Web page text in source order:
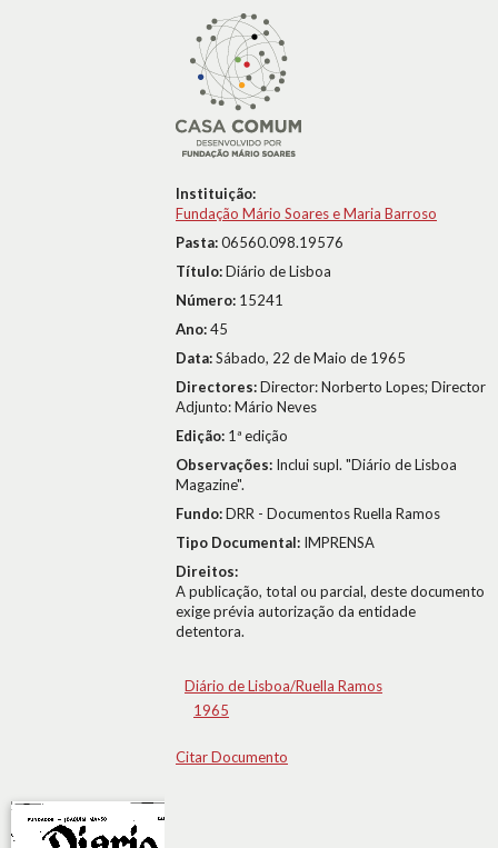
Instituição:
Fundação Mário Soares e Maria Barroso
Pasta:06560.098.19576
Título:Diário de Lisboa
Número: 15241
Ano:45
Data:Sábado, 22 de Maio de 1965
Directores:Director: Norberto Lopes; Director
Adjunto: Mário Neves
Edição: 1ª edição
Observações: Inclui supl. "Diário de Lisboa
Magazine".
Fundo:DRR - Documentos Ruella Ramos
Tipo Documental: IMPRENSA
Direitos:
A publicação, total ou parcial, deste documento
exige prévia autorização da entidade
detentora.
Diário de Lisboa/Ruella Ramos
1965
Citar Documento